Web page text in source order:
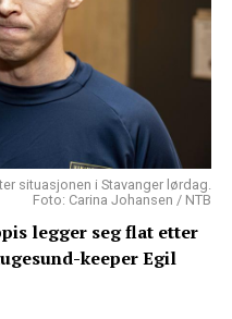
situasjonen i Stavanger lørdag.
Foto: Carina Johansen / NTB
legger seg flat etter
keeper Egil